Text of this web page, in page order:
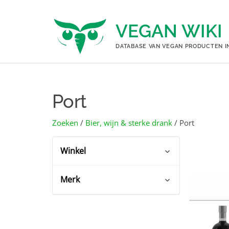
VEGAN WIKI
DATABASE VAN VEGAN PRODUCTEN
Port
Zoeken / Bier, wijn & sterke drank / Port
Winkel
Merk